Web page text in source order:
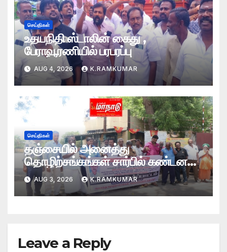
செய்திகள்
உதயநிதி ஸ்டாலின் கைது ,
பேராவூரணியில் பரபரப்பு
AUG 4, 2026 K.RAMKUMAR
செய்திகள்
தஞ்சையில் அனைத்து
தொழிற்சங்கங்கள் சார்பில் கண்டன
ஆர்ப்பாட்டம்
AUG 3, 2026 K.RAMKUMAR
Leave a Reply